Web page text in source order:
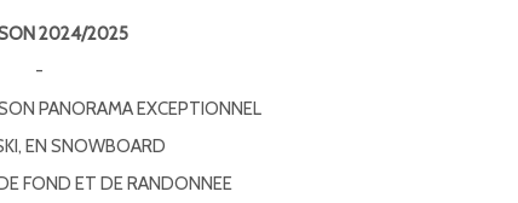
2024/2025
-
PANORAMA EXCEPTIONNEL
EN SNOWBOARD
FOND ET DE RANDONNEE